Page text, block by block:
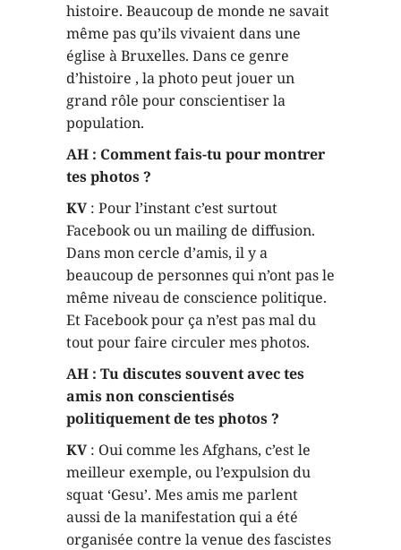
histoire. Beaucoup de monde ne savait
même pas qu’ils vivaient dans une
église à Bruxelles. Dans ce genre
d’histoire , la photo peut jouer un
grand rôle pour conscientiser la
population.
AH : Comment fais-tu pour montrer
tes photos ?
KV : Pour l’instant c’est surtout
Facebook ou un mailing de diffusion.
Dans mon cercle d’amis, il y a
beaucoup de personnes qui n’ont pas le
même niveau de conscience politique.
Et Facebook pour ça n’est pas mal du
tout pour faire circuler mes photos.
AH : Tu discutes souvent avec tes
amis non conscientisés
politiquement de tes photos ?
KV : Oui comme les Afghans, c’est le
meilleur exemple, ou l’expulsion du
squat ‘Gesu’. Mes amis me parlent
aussi de la manifestation qui a été
organisée contre la venue des fascistes